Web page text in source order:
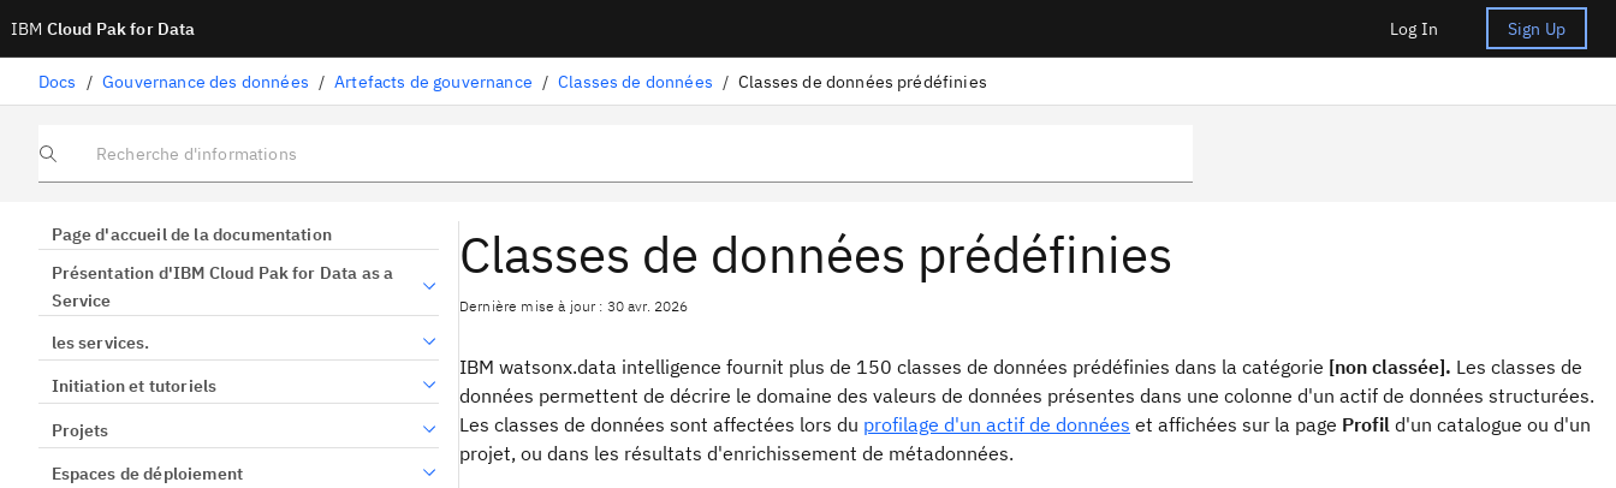
IBM Cloud Pak for Data Log In Sign Up
Docs / Gouvernance des données / Artefacts de gouvernance / Classes de données / Classes de données prédéfinies
Recherche d'informations
Page d'accueil de la documentation
Présentation d'IBM Cloud Pak for Data as a
Service
les services.
Initiation et tutoriels
Projets
Espaces de déploiement
Classes de données prédéfinies
Dernière mise à jour : 30 avr. 2026
IBM watsonx.data intelligence fournit plus de 150 classes de données prédéfinies dans la catégorie [non classée]. Les classes de
données permettent de décrire le domaine des valeurs de données présentes dans une colonne d'un actif de données structurées.
Les classes de données sont affectées lors du profilage d'un actif de données et affichées sur la page Profil d'un catalogue ou d'un
projet, ou dans les résultats d'enrichissement de métadonnées.